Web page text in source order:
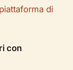
piattaforma di
con